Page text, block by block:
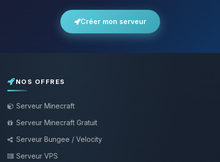
Créer mon serveur
NOS OFFRES
Serveur Minecraft
Serveur Minecraft Gratuit
Serveur Bungee / Velocity
Serveur VPS